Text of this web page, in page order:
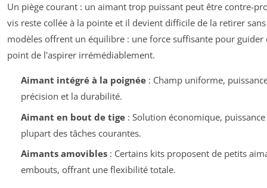
Un piège courant : un aimant trop puissant peut être contre-
vis reste collée à la pointe et il devient difficile de la retirer
modèles offrent un équilibre : une force suffisante pour guider
point de l'aspirer irrémédiablement.
Aimant intégré à la poignée: Champ uniforme,
précision et la durabilité.
Aimant en bout de tige: Solution économique,
plupart des tâches courantes.
Aimants amovibles: Certains kits proposent de petits
embouts, offrant une flexibilité totale.